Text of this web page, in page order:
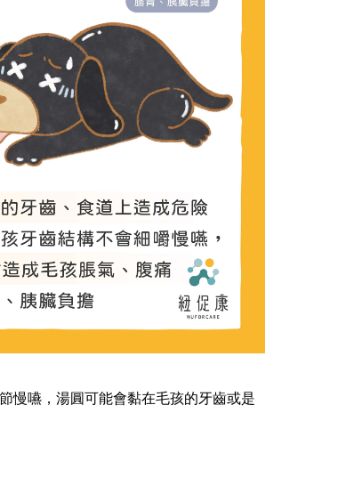
慢嚥，湯圓可能會黏在毛孩的牙齒或是